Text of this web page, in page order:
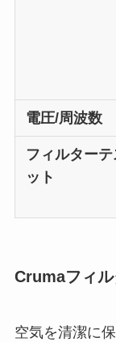
電圧/周波数
フィルター
ット
Crumaフィル
空気を清潔に